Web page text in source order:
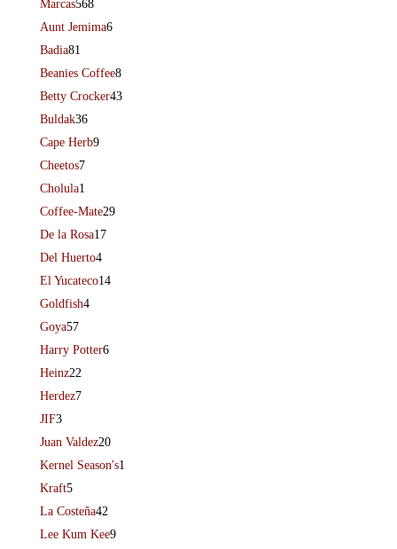
Marcas568
Aunt Jemima6
Badia81
Beanies Coffee8
Betty Crocker43
Buldak36
Cape Herb9
Cheetos7
Cholula1
Coffee-Mate29
De la Rosa17
Del Huerto4
El Yucateco14
Goldfish4
Goya57
Harry Potter6
Heinz22
Herdez7
JIF3
Juan Valdez20
Kernel Season's1
Kraft5
La Costeña42
Lee Kum Kee9